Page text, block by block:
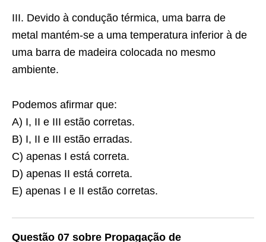
III. Devido à condução térmica, uma barra de
metal mantém-se a uma temperatura inferior à de
uma barra de madeira colocada no mesmo
ambiente.
Podemos afirmar que:
A) I, II e III estão corretas.
B) I, II e III estão erradas.
C) apenas I está correta.
D) apenas II está correta.
E) apenas I e II estão corretas.
Questão 07 sobre Propagação de